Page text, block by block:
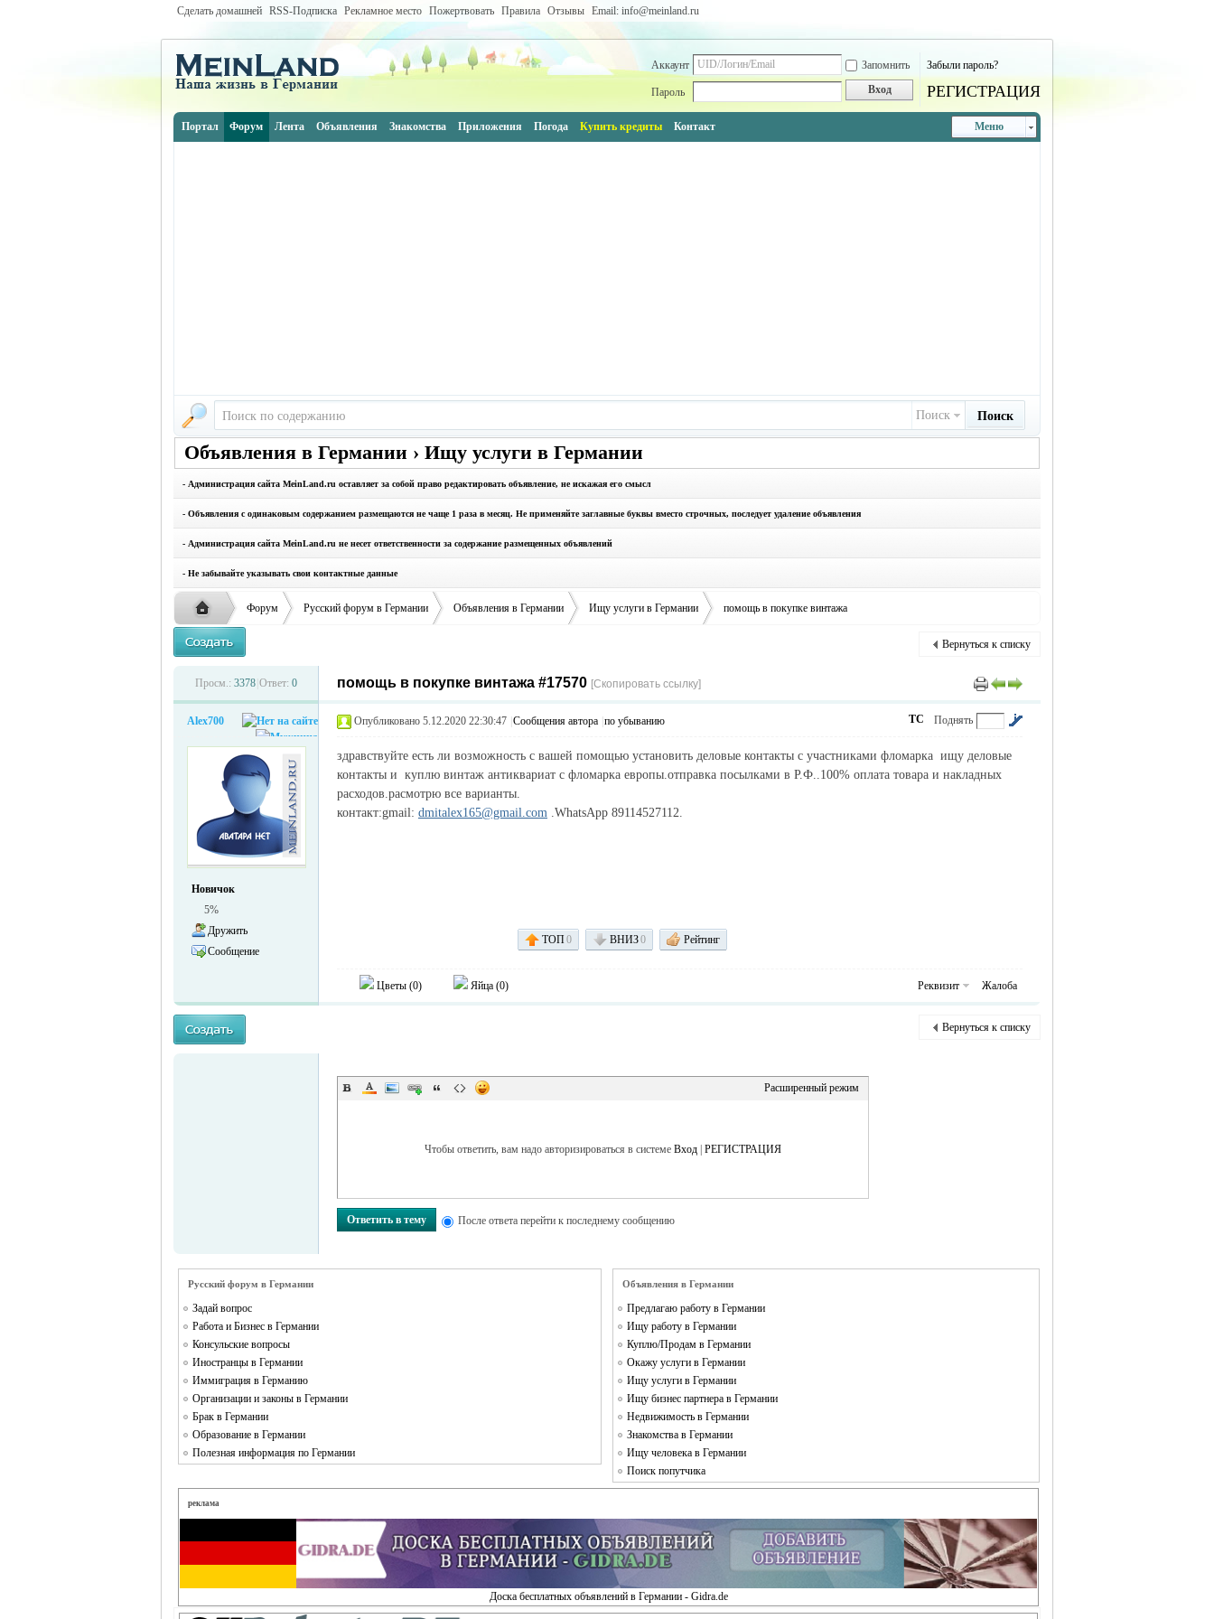
Сделать домашней RSS-Подписка Рекламное место Пожертвовать Правила Отзывы Email: info@meinland.ru
Аккаунт Запомнить Забыли пароль?
Пароль Вход РЕГИСТРАЦИЯ
Меню
Портал Форум Лента Объявления Знакомства Приложения Погода Купить кредиты Контакт
Поиск Поиск
Объявления в Германии › Ищу услуги в Германии
- Администрация сайта MeinLand.ru оставляет за собой право редактировать объявление, не искажая его смысл
- Объявления с одинаковым содержанием размещаются не чаще 1 раза в месяц. Не применяйте заглавные буквы вместо строчных, последует удаление объявления
- Администрация сайта MeinLand.ru не несет ответственности за содержание размещенных объявлений
- Не забывайте указывать свои контактные данные
Русская
жизнь и
объявления в
MEINLAND.
RU
›
Форум
›
Русский форум в Германии
›
Объявления в Германии
›
Ищу услуги в Германии
›
помощь в покупке винтажа
Вернуться к списку
Просм.: 3378 Ответ: 0 помощь в покупке винтажа #17570 [Скопировать ссылку]
Alex700
Новичок
5%
Дружить
Сообщение
Поднять
ТС
Опубликовано 5.12.2020 22:30:47 Сообщения автора по убыванию
здравствуйте есть ли возможность с вашей помощью установить деловые контакты с участниками фломарка ищу деловые
контакты и куплю винтаж антиквариат с фломарка европы.отправка посылками в Р.Ф..100% оплата товара и накладных
расходов.расмотрю все варианты.
контакт:gmail: dmitalex165@gmail.com .WhatsApp 89114527112.
ТОП0 ВНИЗ0 Рейтинг
Цветы (0) Яйца (0) Реквизит Жалоба
Вернуться к списку
Расширенный режим
Чтобы ответить, вам надо авторизироваться в системе Вход РЕГИСТРАЦИЯ
Ответить в тему После ответа перейти к последнему сообщению
Русский форум в Германии
Задай вопрос
Работа и Бизнес в Германии
Консульские вопросы
Иностранцы в Германии
Иммиграция в Германию
Организации и законы в Германии
Брак в Германии
Образование в Германии
Полезная информация по Германии
Объявления в Германии
Предлагаю работу в Германии
Ищу работу в Германии
Куплю/Продам в Германии
Окажу услуги в Германии
Ищу услуги в Германии
Ищу бизнес партнера в Германии
Недвижимость в Германии
Знакомства в Германии
Ищу человека в Германии
Поиск попутчика
реклама
Доска бесплатных объявлений в Германии - Gidra.de